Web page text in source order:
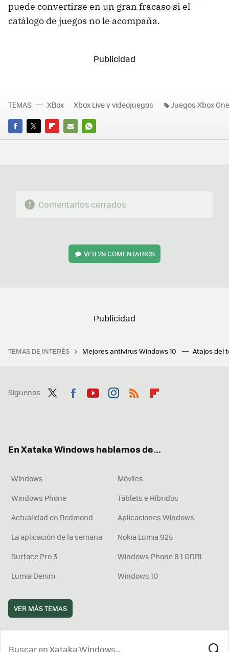
puede convertirse en un gran fracaso si el
catálogo de juegos no le acompaña.
FACEBOOK
TWITTERFLIPBOARD
E-
WHATSAPP
TEMAS XBox Xbox Live y videojuegos Juegos Xbox One
Comentarios cerrados
VER29 COMENTARIOS
TEMAS DE INTERÉS Mejores antivirus Windows 10 Atajos del
Síguenos
En Xataka Windows hablamos de...
Windows
Móviles
Windows Phone
Tablets e Híbridos
Actualidad en Redmond
Aplicaciones Windows
La aplicación de la semana
Nokia Lumia 925
Surface Pro 3
Windows Phone 8.1 GDR1
Lumia Denim
Windows 10
VER MÁS TEMAS